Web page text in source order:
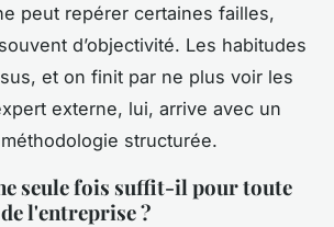
peut repérer certaines failles,
d’objectivité. Les habitudes
et on finit par ne plus voir les
externe, lui, arrive avec un
structurée.
seule fois suffit-il pour toute
l'entreprise ?